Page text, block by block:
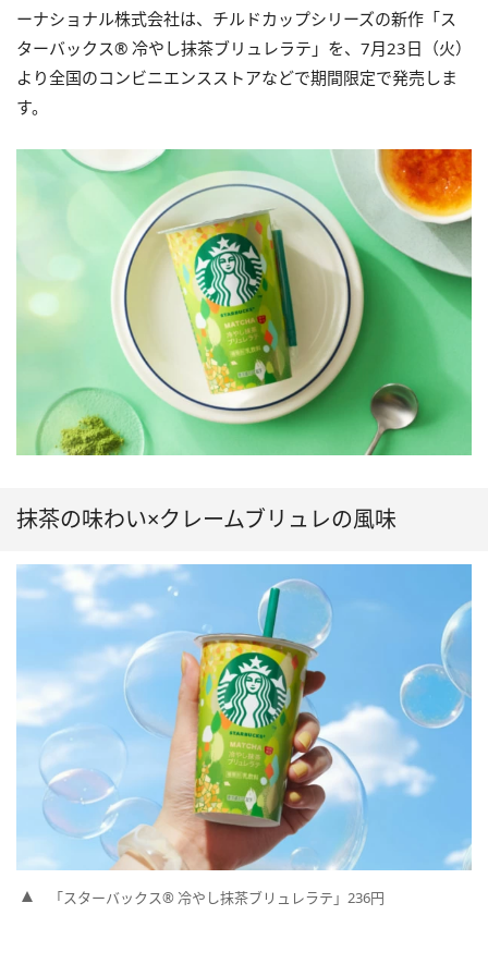
ーナショナル株式会社は、チルドカップシリーズの新作「ス
ターバックス® 冷やし抹茶ブリュレラテ」を、7月23日（火）
より全国のコンビニエンスストアなどで期間限定で発売しま
す。
抹茶の味わい×クレームブリュレの風味
「スターバックス® 冷やし抹茶ブリュレラテ」236円